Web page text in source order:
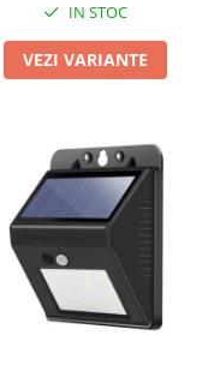
IN STOC
VEZI VARIANTE